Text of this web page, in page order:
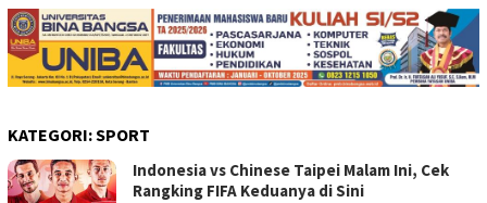
KATEGORI:SPORT
Indonesia vs Chinese Taipei Malam Ini, Cek
Rangking FIFA Keduanya di Sini